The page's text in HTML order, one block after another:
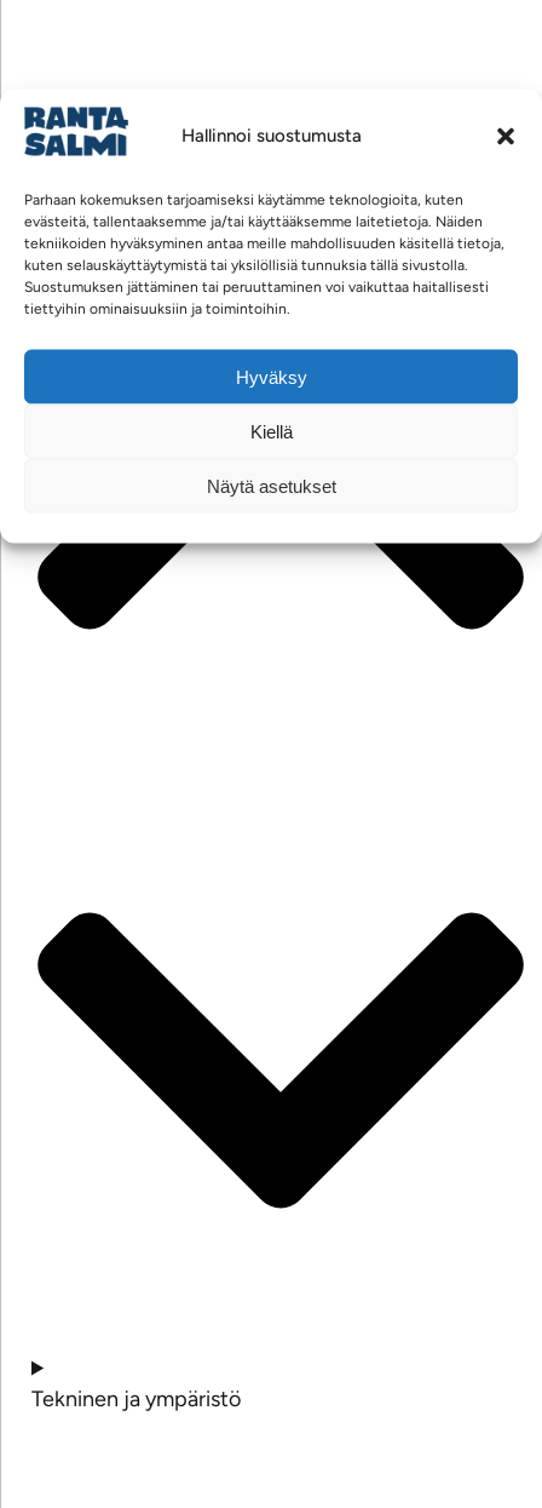
Hallinnoi suostumusta
Parhaan kokemuksen tarjoamiseksi käytämme teknologioita, kuten
evästeitä, tallentaaksemme ja/tai käyttääksemme laitetietoja. Näiden
tekniikoiden hyväksyminen antaa meille mahdollisuuden käsitellä tietoja,
kuten selauskäyttäytymistä tai yksilöllisiä tunnuksia tällä sivustolla.
Suostumuksen jättäminen tai peruuttaminen voi vaikuttaa haitallisesti
tiettyihin ominaisuuksiin ja toimintoihin.
Hyväksy
Kiellä
Näytä asetukset
Tekninen ja ympäristö